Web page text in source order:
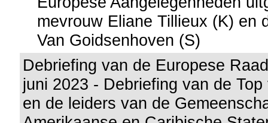
mevrouw Eliane Tillieux (K) en
Van Goidsenhoven (S)
Debriefing van de Europese
juni 2023 - Debriefing van de
en de leiders van de